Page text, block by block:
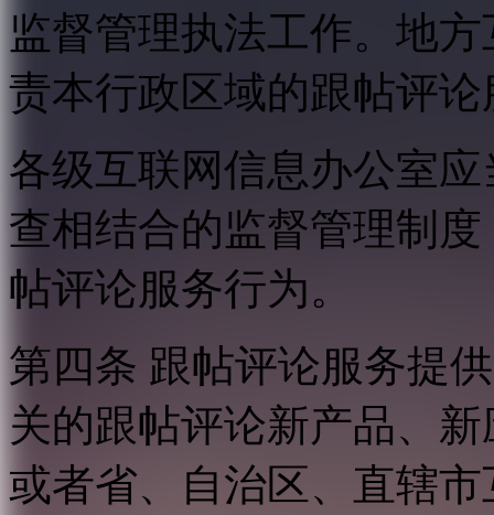
监督管理执法工作。地
责本行政区域的跟帖评
各级互联网信息办公室
查相结合的监督管理制
帖评论服务行为。
第四条 跟帖评论服务提
关的跟帖评论新产品、
或者省、自治区、直辖